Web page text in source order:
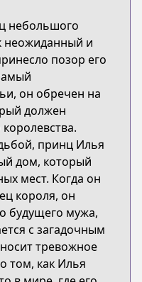
небольшого
неожиданный и
позор его
он обречен на
должен
принц Илья
дом, который
мест. Когда он
короля, он
будущего мужа,
с загадочным
тревожное
том, как Илья